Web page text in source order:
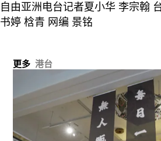
自由亚洲电台记者夏小华 李宗翰
书婷 梒青 网编 景铭
更多 港台